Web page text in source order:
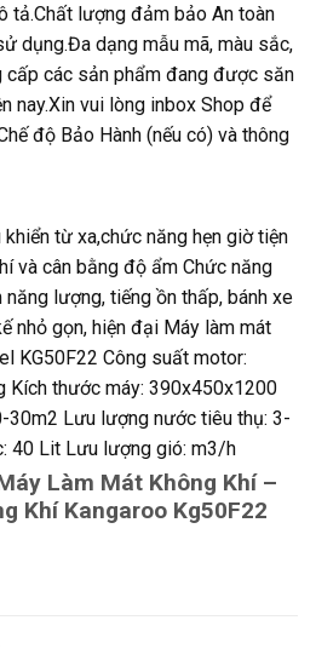
tả.Chất lượng đảm bảo An toàn
dụng.Đa dạng mẫu mã, màu sắc,
cấp các sản phẩm đang được săn
nay.Xin vui lòng inbox Shop để
độ Bảo Hành (nếu có) và thông
từ xa,chức năng hẹn giờ tiện
và cân bằng độ ẩm Chức năng
lượng, tiếng ồn thấp, bánh xe
nhỏ gọn, hiện đại Máy làm mát
KG50F22 Công suất motor:
Kích thước máy: 390x450x1200
30m2 Lưu lượng nước tiêu thụ: 3-
40 Lit Lưu lượng gió: m3/h
Làm Mát Không Khí –
Khí Kangaroo Kg50F22